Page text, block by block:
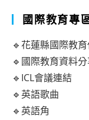
國際教育專
🔹花蓮縣國際教
🔹國際教育資料
🔹ICL會議連結
🔹英語歌曲
🔹英語角